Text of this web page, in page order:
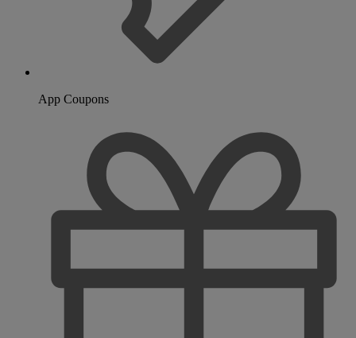
App Coupons